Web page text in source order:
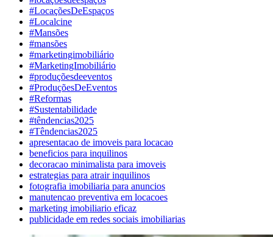
#LocaçõesDeEspaços
#Localcine
#Mansões
#mansões
#marketingimobiliário
#MarketingImobiliário
#produçõesdeeventos
#ProduçõesDeEventos
#Reformas
#Sustentabilidade
#têndencias2025
#Têndencias2025
apresentacao de imoveis para locacao
beneficios para inquilinos
decoracao minimalista para imoveis
estrategias para atrair inquilinos
fotografia imobiliaria para anuncios
manutencao preventiva em locacoes
marketing imobiliario eficaz
publicidade em redes sociais imobiliarias